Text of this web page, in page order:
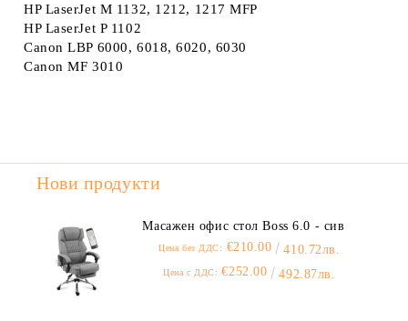
HP LaserJet M 1132, 1212, 1217 MFP
HP LaserJet P 1102
Canon LBP 6000, 6018, 6020, 6030
Canon MF 3010
Нови продукти
Масажен офис стол Boss 6.0 - сив
Цена без ДДС: €210.00 410.72лв.
Цена с ДДС: €252.00 492.87лв.